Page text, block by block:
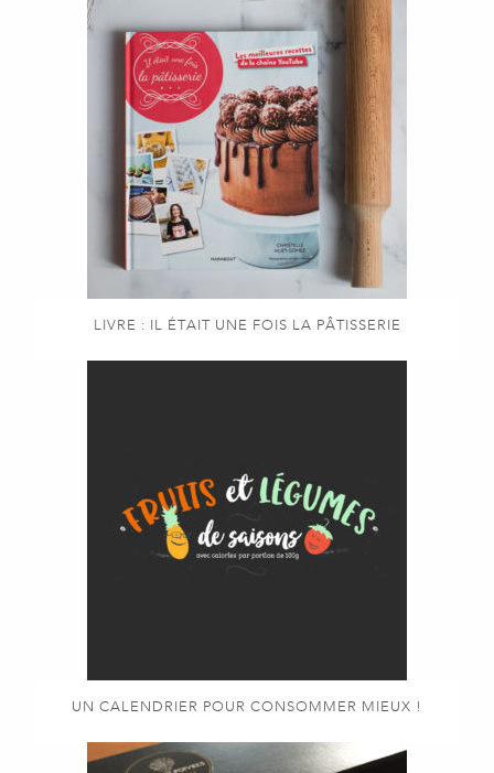
LIVRE : IL ÉTAIT UNE FOIS LA PÂTISSERIE
UN CALENDRIER POUR CONSOMMER MIEUX !